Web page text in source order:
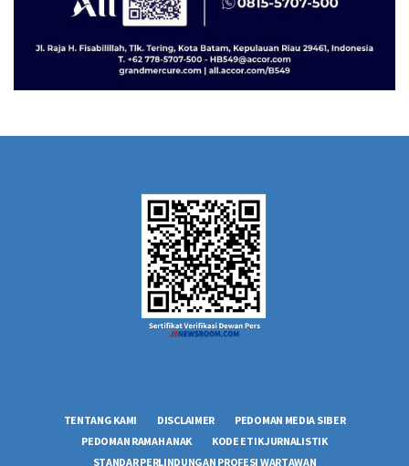
TENTANG KAMI DISCLAIMER
PEDOMAN MEDIA SIBER
PEDOMAN RAMAH ANAK
KODE ETIK JURNALISTIK
STANDAR PERLINDUNGAN PROFESI WARTAWAN